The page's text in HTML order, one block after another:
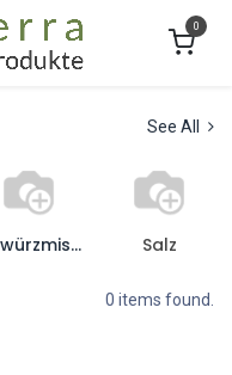
0
See All
Gewürzmischungen Salz
0 items found.